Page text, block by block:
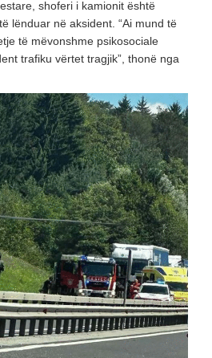
shoferi i kamionit është
lënduar në aksident. “Ai mund të
të mëvonshme psikosociale
trafiku vërtet tragjik”, thonë nga